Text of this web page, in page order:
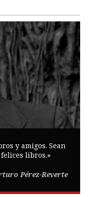
y amigos. Sean
libros.»
Pérez-Reverte